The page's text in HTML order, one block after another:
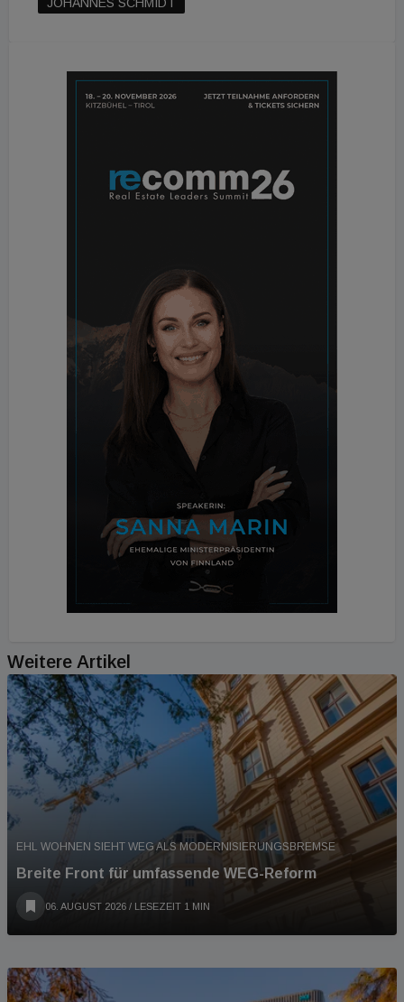
Weitere Artikel
EHL WOHNEN SIEHT WEG ALS MODERNISIERUNGSBREMSE
Breite Front für umfassende WEG-Reform
06. AUGUST 2026 / LESEZEIT 1 MIN